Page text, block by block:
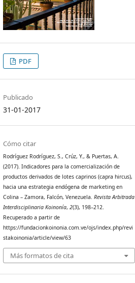
PDF
Publicado
31-01-2017
Cómo citar
Rodríguez Rodríguez, S., Crúz, Y., & Puertas, A.
(2017). Indicadores para la comercialización de
productos derivados de lotes caprinos (capra hircus),
hacia una estrategia endógena de marketing en
Colina – Zamora, Falcón, Venezuela.Revista Arbitrada
Interdisciplinaria Koinonía,2(3), 198–212.
Recuperado a partir de
https://fundacionkoinonia.com.ve/ojs/index.php/revi
stakoinonia/article/view/63
Más formatos de cita